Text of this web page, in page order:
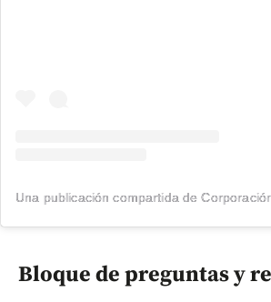
Bloque de preguntas y